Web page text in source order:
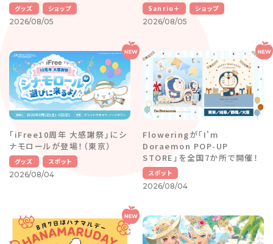
グッズ
ショップ
2026/08/05
Sanrio＋
ショップ
2026/08/05
「iFree10周年 大感謝祭」にシ
ナモロールが登場！（東京）
グッズ
スポット
2026/08/04
Floweringが「I'm
Doraemon POP-UP
STORE」を全国7か所で開催！
スポット
2026/08/04